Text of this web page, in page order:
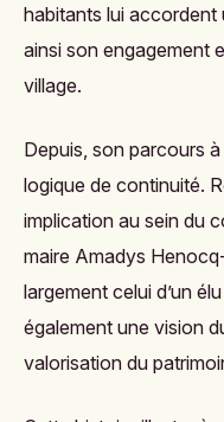
habitants lui
ainsi son engagement
village.
Depuis, son parcours
logique de continuité.
implication au sein du
maire Amadys
largement celui d’un
également une vision
valorisation du